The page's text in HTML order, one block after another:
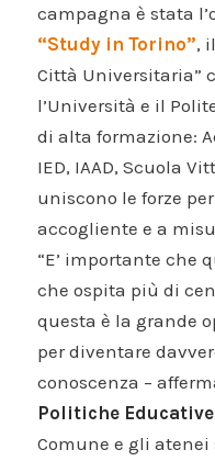
campagna è stata
“Study in Torino”,
Città Universitaria”
l’Università e il
di alta formazione:
IED, IAAD, Scuola
uniscono le forze
accogliente e a
“E’ importante che
che ospita più di
questa è la grande
per diventare
conoscenza –
Politiche
Comune e gli atenei